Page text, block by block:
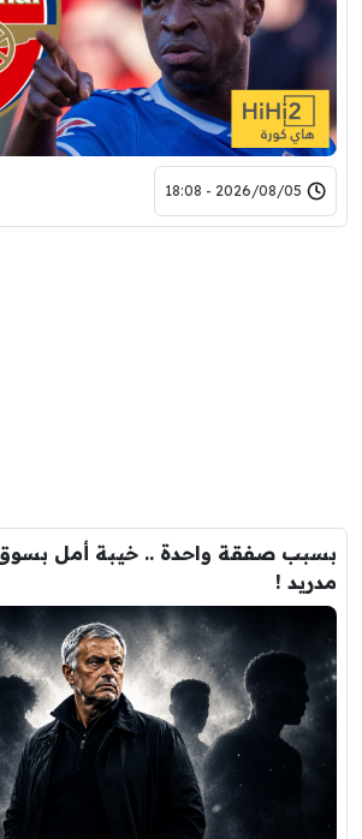
2026/08/05 - 18:08
بسبب صفقة واحدة .. خيبة أمل بسوق
مدريد !